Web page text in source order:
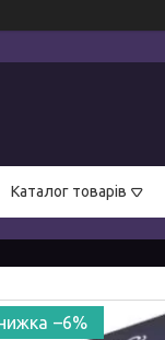
Каталог товарів
–6%